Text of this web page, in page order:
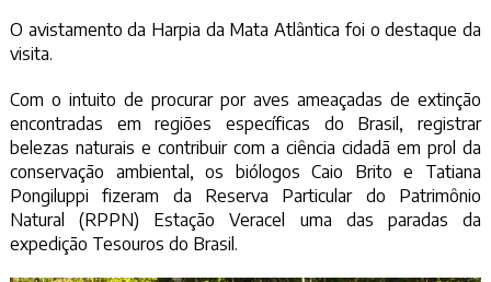
O avistamento da Harpia da Mata Atlântica foi o destaque da
visita.
Com o intuito de procurar por aves ameaçadas de extinção
encontradas em regiões específicas do Brasil, registrar
belezas naturais e contribuir com a ciência cidadã em prol da
conservação ambiental, os biólogos Caio Brito e Tatiana
Pongiluppi fizeram da Reserva Particular do Patrimônio
Natural (RPPN) Estação Veracel uma das paradas da
expedição Tesouros do Brasil.